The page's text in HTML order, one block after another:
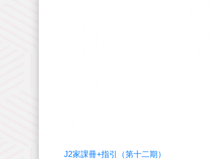
J2家課冊+指引（第十二期）